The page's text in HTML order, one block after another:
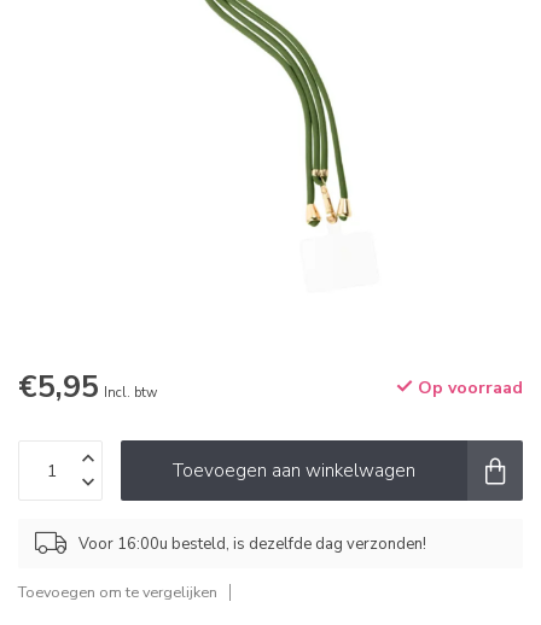
€5,95 Incl. btw Op voorraad
Toevoegen aan winkelwagen
Voor 16:00u besteld, is dezelfde dag verzonden!
Toevoegen om te vergelijken